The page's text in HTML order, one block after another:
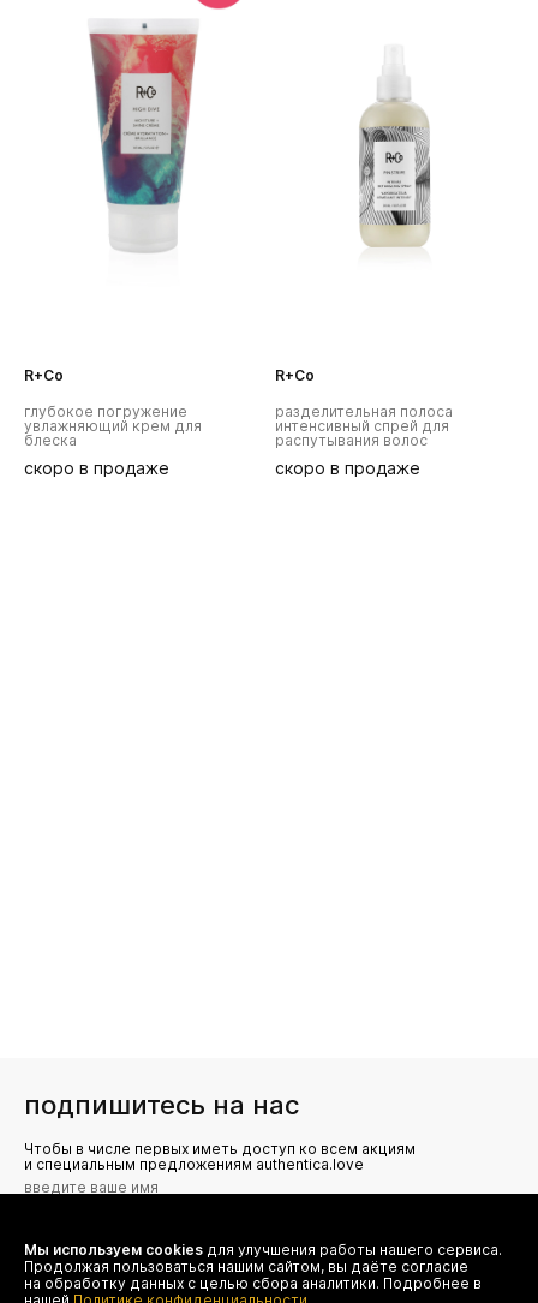
R+Co
глубокое погружение
увлажняющий крем для
блеска
скоро в продаже
R+Co
разделительная полоса
интенсивный спрей для
распутывания волос
скоро в продаже
подпишитесь на нас
Чтобы в числе первых иметь доступ ко всем акциям
и специальным предложениям authentica.love
Я даю согласие на сбор, обработку и хранение моих
персональных данных (имя, email, телефон) для получения
рекламных и информационных рассылок от ООО 'БТ
Юнайтед', а также ознакомлен(а) с
Мы используем cookies для улучшения работы нашего сервиса.
Продолжая пользоваться нашим сайтом, вы даёте согласие
на обработку данных с целью сбора аналитики. Подробнее в